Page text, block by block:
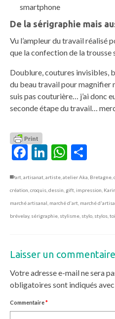
smartphone
De la sérigraphie mais
Vu l’ampleur du travail réalisé
que la confection de la trousse
Doublure, coutures invisibles,
du beau travail pour magnifier
suis pas couturière… j’ai donc
seconde étape du travail…
Facebook
LinkedIn
art,artisanat,artiste,atelier Aka, Bretagne,
création,croquis,dessin, gift, impression,
marché artisanal, marché d'art, marché
brévelay, sérigraphie, stylisme, stylo, stylos,
Laisser un commentaire
Votre adresse e-mail ne sera
obligatoires sont indiqués avec
Commentaire*